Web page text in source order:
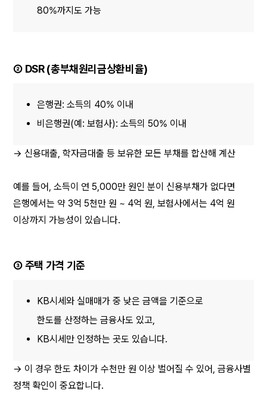
80%까지도 가능
② DSR (총부채원리금상환비율)
은행권: 소득의 40% 이내
비은행권(예: 보험사): 소득의 50% 이내
→ 신용대출, 학자금대출 등 보유한 모든 부채를 합산해 계산
예를 들어, 소득이 연 5,000만 원인 분이 신용부채가 없다면
은행에서는 약 3억 5천만 원 ~ 4억 원, 보험사에서는 4억 원
이상까지 가능성이 있습니다.
③ 주택 가격 기준
KB시세와 실매매가 중 낮은 금액을 기준으로
한도를 산정하는 금융사도 있고,
KB시세만 인정하는 곳도 있습니다.
→ 이 경우 한도 차이가 수천만 원 이상 벌어질 수 있어, 금융사별
정책 확인이 중요합니다.